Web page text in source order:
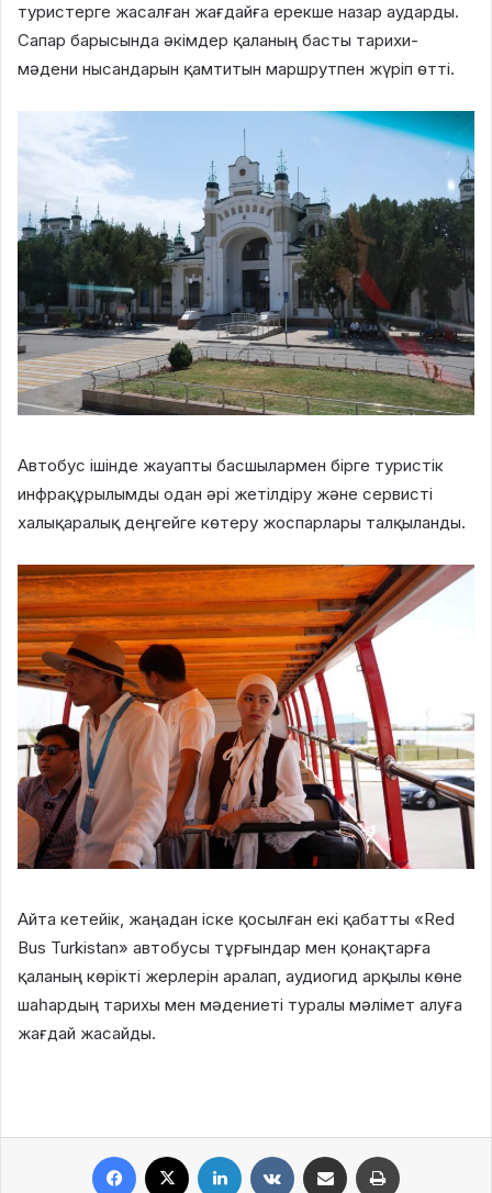
туристерге жасалған жағдайға ерекше назар аударды.
Сапар барысында әкімдер қаланың басты тарихи-
мәдени нысандарын қамтитын маршрутпен жүріп өтті.
Автобус ішінде жауапты басшылармен бірге туристік
инфрақұрылымды одан әрі жетілдіру және сервисті
халықаралық деңгейге көтеру жоспарлары талқыланды.
Айта кетейік, жаңадан іске қосылған екі қабатты «Red
Bus Turkistan» автобусы тұрғындар мен қонақтарға
қаланың көрікті жерлерін аралап, аудиогид арқылы көне
шаһардың тарихы мен мәдениеті туралы мәлімет алуға
жағдай жасайды.